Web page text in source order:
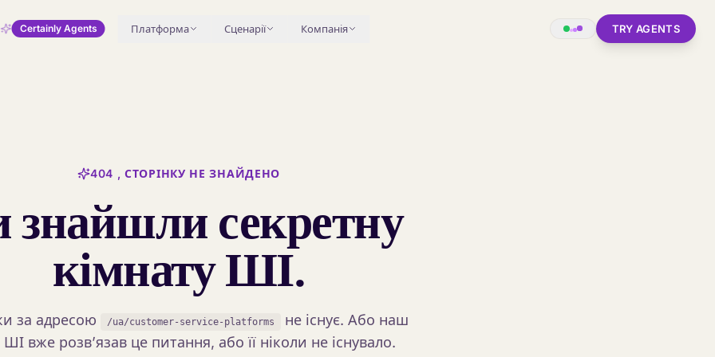
Certainly Agents Платформа Сценарії Компанія TRY AGENTS
404 , СТОРІНКУ НЕ ЗНАЙДЕНО
знайшли секретну
кімнату ШІ.
за адресою /ua/customer-service-platforms
не існує. Або наш
ШІ вже розв’язав це питання, або її ніколи не існувало.